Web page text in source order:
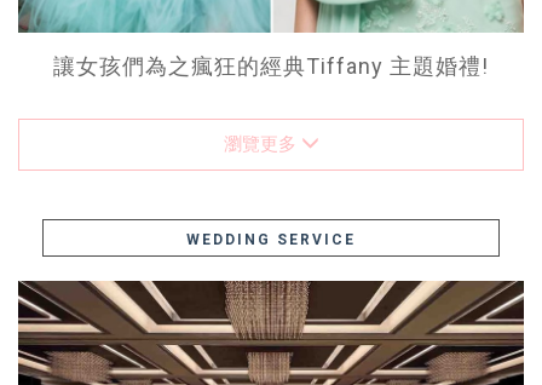
讓女孩們為之瘋狂的經典Tiffany 主題婚禮!
瀏覽更多
WEDDING SERVICE